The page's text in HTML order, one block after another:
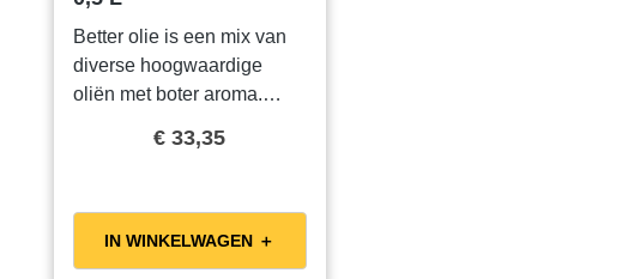
Better olie is een mix van
diverse hoogwaardige
oliën met boter aroma.
volledig plantaardige olie
wokken. Door de hoge
verbrandingstemperatuur is
Better zeer geschikt voor
€ 33,35
IN WINKELWAGEN ＋